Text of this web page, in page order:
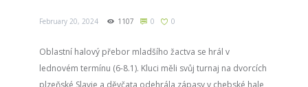
February 20, 2024 1107 0 0
Oblastní halový přebor mladšího žactva se hrál v
lednovém termínu (6-8.1). Kluci měli svůj turnaj na dvorcích
plzeňské Slavie a děvčata odehrála zápasy v chebské hale